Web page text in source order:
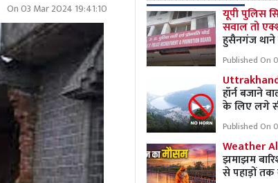
On03 Mar 2024 19:41:10 यूपी पुलिस
सवाल तो
हुसैनगंज थाने
Published On
हॉर्न बजाने
के लिए लगे
Published On
Weather
झमाझम
से पहाड़ों